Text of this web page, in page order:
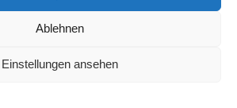
Ablehnen
Einstellungen ansehen